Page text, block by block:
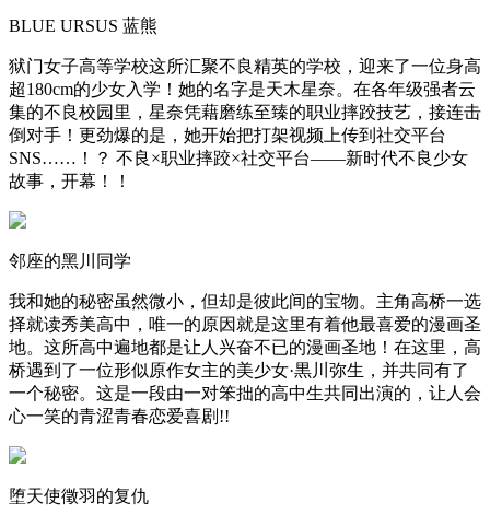
BLUE URSUS 蓝熊
狱门女子高等学校这所汇聚不良精英的学校，迎来了一位身高
超180cm的少女入学！她的名字是天木星奈。在各年级强者云
集的不良校园里，星奈凭藉磨练至臻的职业摔跤技艺，接连击
倒对手！更劲爆的是，她开始把打架视频上传到社交平台
SNS……！？ 不良×职业摔跤×社交平台——新时代不良少女
故事，开幕！！
邻座的黑川同学
我和她的秘密虽然微小，但却是彼此间的宝物。主角高桥一选
择就读秀美高中，唯一的原因就是这里有着他最喜爱的漫画圣
地。这所高中遍地都是让人兴奋不已的漫画圣地！在这里，高
桥遇到了一位形似原作女主的美少女·黒川弥生，并共同有了
一个秘密。这是一段由一对笨拙的高中生共同出演的，让人会
心一笑的青涩青春恋爱喜剧!!
堕天使徵羽的复仇